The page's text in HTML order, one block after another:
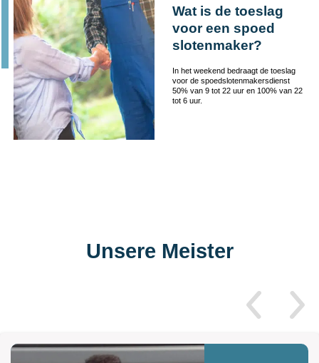
Wat is de toeslag
voor een spoed
slotenmaker?
In het weekend bedraagt de toeslag
voor de spoedslotenmakersdienst
50% van 9 tot 22 uur en 100% van 22
tot 6 uur.
Unsere Meister